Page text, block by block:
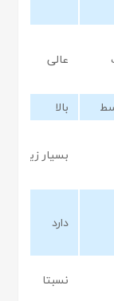
عالی
بالا
بسیار زیاد
دارد
نسبتا